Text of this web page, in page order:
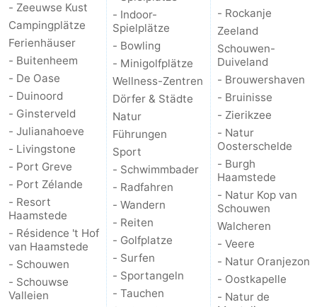
Brouwershaven
Bruinisse
-
Zierikzee
-
Natur
Oosterschelde
-
Burgh
Haamstede
Kop
van
Schouwen
Walcheren
-
Veere
Natur
Oranjezon
Oostkapelle
-
- Zeeuwse Kust
Campingplätze
Ferienhäuser
- Buitenheem
- De Oase
- Duinoord
- Ginsterveld
- Julianahoeve
- Livingstone
- Port Greve
- Port Zélande
- Resort
Haamstede
- Résidence 't Hof
van Haamstede
- Schouwen
- Schouwse
Valleien
- Indoor-
Spielplätze
- Bowling
- Minigolfplätze
Wellness-Zentren
Dörfer & Städte
Natur
Führungen
Sport
- Schwimmbader
- Radfahren
- Wandern
- Reiten
- Golfplatze
- Surfen
- Sportangeln
- Tauchen
- Rockanje
Zeeland
Schouwen-
Duiveland
- Brouwershaven
- Bruinisse
- Zierikzee
- Natur
Oosterschelde
- Burgh
Haamstede
- Natur Kop van
Schouwen
Walcheren
- Veere
- Natur Oranjezon
- Oostkapelle
- Natur de